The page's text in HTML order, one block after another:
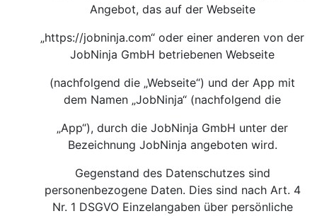
Angebot, das auf der Webseite
„https://jobninja.com“ oder einer anderen von der
JobNinja GmbH betriebenen Webseite
(nachfolgend die „Webseite“) und der App mit
dem Namen „JobNinja“ (nachfolgend die
„App“), durch die JobNinja GmbH unter der
Bezeichnung JobNinja angeboten wird.
Gegenstand des Datenschutzes sind
personenbezogene Daten. Dies sind nach Art. 4
Nr. 1 DSGVO Einzelangaben über persönliche